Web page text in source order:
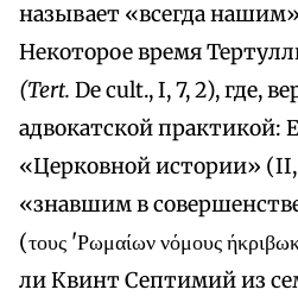
называет «всегда нашим»
Некоторое время
(Tert. De cult., I, 7, 2), где,
адвокатской практикой:
«Церковной истории» (II,
«знавшим в
(τους 'Ρωμαίων νόμους
ли Квинт Септимий из